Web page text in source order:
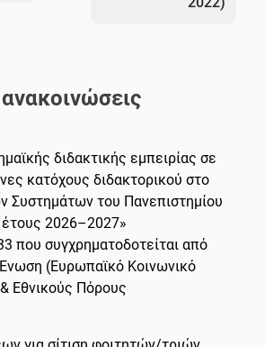
διδακτικής εμπειρίας σε
κατόχους διδακτορικού στο
Συστημάτων του Πανεπιστημίου
2026–2027»
που συγχρηματοδοτείται από
(Ευρωπαϊκό Κοινωνικό
Εθνικούς Πόρους